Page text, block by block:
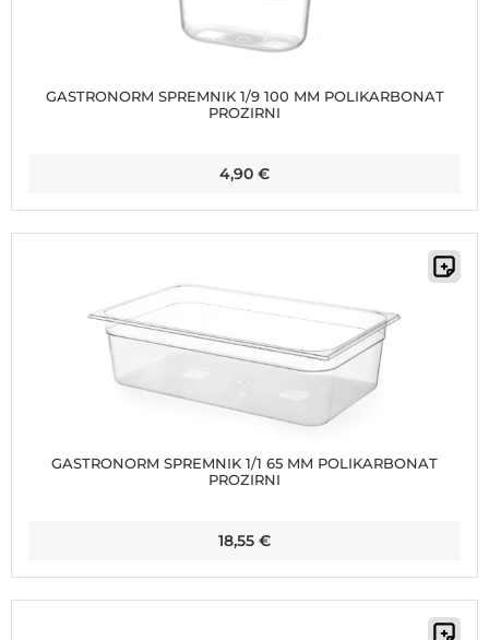
GASTRONORM SPREMNIK 1/9 100 MM POLIKARBONAT
PROZIRNI
4,90 €
GASTRONORM SPREMNIK 1/1 65 MM POLIKARBONAT
PROZIRNI
18,55 €